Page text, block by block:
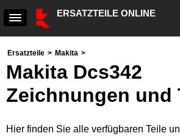
ERSATZTEILE ONLINE
Ersatzteile > Makita >
Makita Dcs342
Zeichnungen und
Hier finden Sie alle verfügbaren Teile